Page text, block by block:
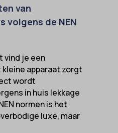
van
volgens de NEN
vind je een
apparaat zorgt
wordt
in huis lekkage
normen is het
luxe, maar